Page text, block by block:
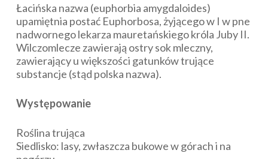
Łacińska nazwa (euphorbia amygdaloides)
upamiętnia postać Euphorbosa, żyjącego w I w pne
nadwornego lekarza mauretańskiego króla Juby II.
Wilczomlecze zawierają ostry sok mleczny,
zawierający u większości gatunków trujące
substancje (stąd polska nazwa).
Występowanie
Roślina trująca
Siedlisko: lasy, zwłaszcza bukowe w górach i na